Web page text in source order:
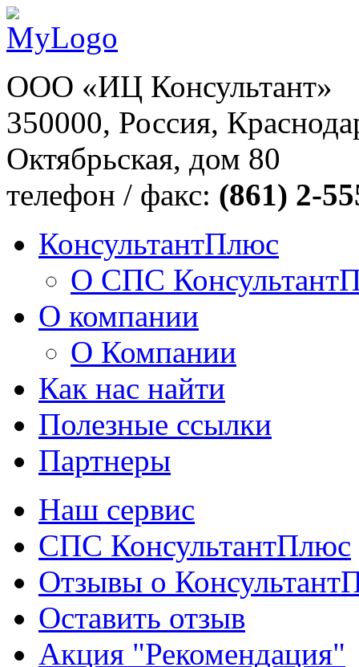
ООО «ИЦ Консультант»
350000, Россия,
Октябрьская, дом 80
телефон / факс: (861) 2-
КонсультантПлюс
О СПС
О компании
О Компании
Как нас найти
Полезные ссылки
Партнеры
Наш сервис
СПС КонсультантПлюс
Отзывы о
Оставить отзыв
Акция "Рекомендация"